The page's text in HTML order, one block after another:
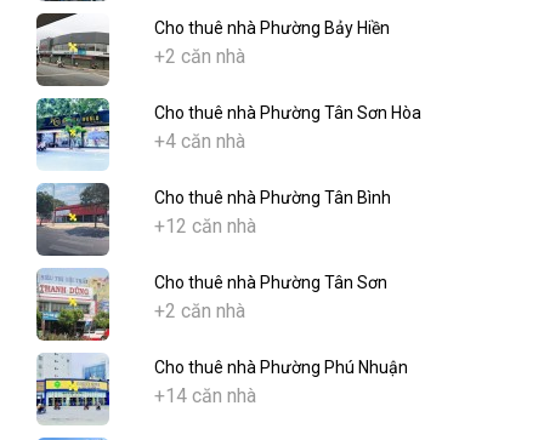
Cho thuê nhà Phường Bảy Hiền
+2 căn nhà
Cho thuê nhà Phường Tân Sơn Hòa
+4 căn nhà
Cho thuê nhà Phường Tân Bình
+12 căn nhà
Cho thuê nhà Phường Tân Sơn
+2 căn nhà
Cho thuê nhà Phường Phú Nhuận
+14 căn nhà